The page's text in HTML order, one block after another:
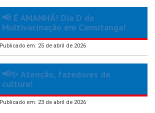
📢 É AMANHÃ! Dia D de
Multivacinação em Camutanga!
Publicado em: 25 de abril de 2026
📢✨ Atenção, fazedores de
cultura!
Publicado em: 23 de abril de 2026